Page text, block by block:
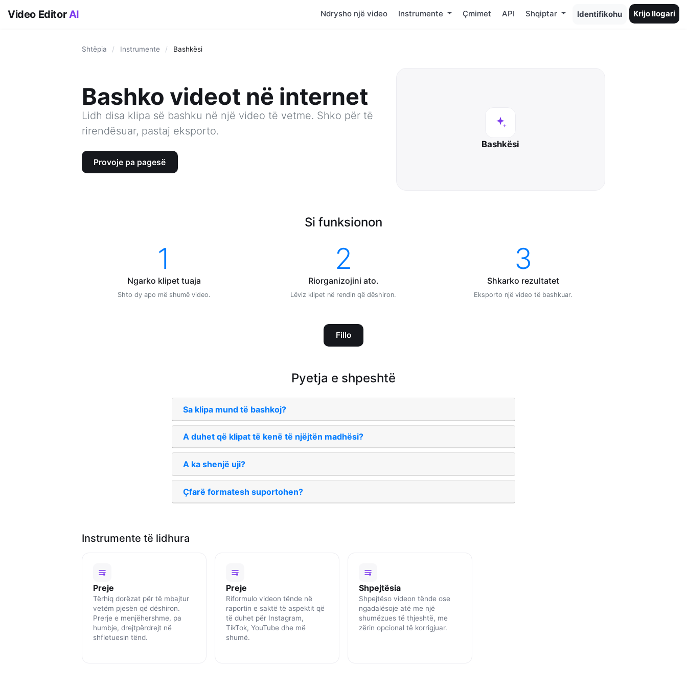
Video EditorAI Ndrysho një video Instrumente Çmimet API Shqiptar Identifikohu Krijo llogari
Shtëpia / Instrumente / Bashkësi
Bashko videot në internet
Lidh disa klipa së bashku në një video të vetme. Shko për të
rirendësuar, pastaj eksporto.
Provoje pa pagesë
Bashkësi
Si funksionon
1
Ngarko klipet tuaja
Shto dy apo më shumë video.
2
Riorganizojini ato.
Lëviz klipet në rendin që dëshiron.
3
Shkarko rezultatet
Eksporto një video të bashkuar.
Fillo
Pyetja e shpeshtë
Sa klipa mund të bashkoj?
A duhet që klipat të kenë të njëjtën madhësi?
A ka shenjë uji?
Çfarë formatesh suportohen?
Instrumente të lidhura
Preje
Tërhiq dorëzat për të mbajtur
vetëm pjesën që dëshiron.
Prerje e menjëhershme, pa
humbje, drejtpërdrejt në
shfletuesin tënd.
Preje
Riformulo videon tënde në
raportin e saktë të aspektit që
të duhet për Instagram,
TikTok, YouTube dhe më
shumë.
Shpejtësia
Shpejtëso videon tënde ose
ngadalësoje atë me një
shumëzues të thjeshtë, me
zërin opcional të korrigjuar.